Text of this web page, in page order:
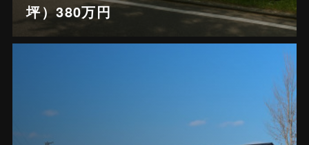
坪）380万円